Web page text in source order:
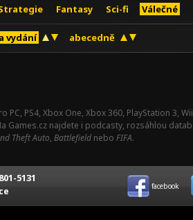
Fantasy Sci-fi Válečné
vydání abecedně
PC, PS4, Xbox One, Xbox 360, PlayStation 3,
Games.cz najdete i podcasty, rozsáhlou
Theft Auto, Battlefield nebo FIFA.
5131
facebook